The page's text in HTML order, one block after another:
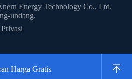
Energy Technology Co., Ltd.
undang.
Harga Gratis 